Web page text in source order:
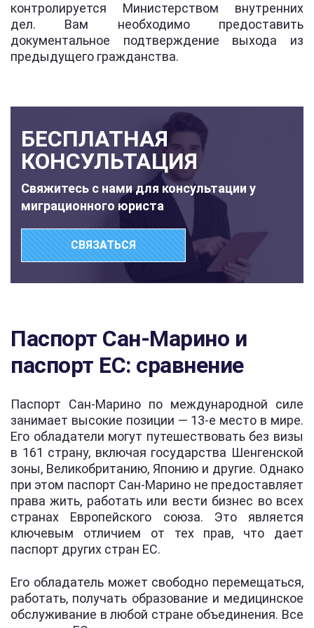
контролируется Министерством внутренних
дел. Вам необходимо предоставить
документальное подтверждение выхода из
предыдущего гражданства.
БЕСПЛАТНАЯ
КОНСУЛЬТАЦИЯ
Свяжитесь с нами для консультации у
миграционного юриста
СВЯЗАТЬСЯ
Паспорт Сан-Марино и
паспорт ЕС: сравнение
Паспорт Сан-Марино по международной силе
занимает высокие позиции — 13-е место в мире.
Его обладатели могут путешествовать без визы
в 161 страну, включая государства Шенгенской
зоны, Великобританию, Японию и другие. Однако
при этом паспорт Сан-Марино не предоставляет
права жить, работать или вести бизнес во всех
странах Европейского союза. Это является
ключевым отличием от тех прав, что дает
паспорт других стран ЕС.
Его обладатель может свободно перемещаться,
работать, получать образование и медицинское
обслуживание в любой стране объединения. Все